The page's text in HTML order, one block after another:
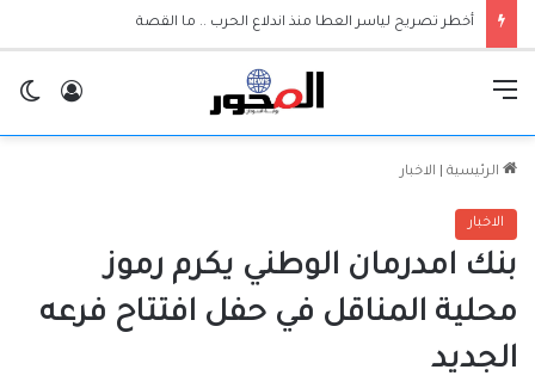
أخطر تصريح لياسر العطا منذ اندلاع الحرب .. ما القصة
الرئيسية الاخبار
الاخبار
بنك امدرمان الوطني يكرم رموز
محلية المناقل في حفل افتتاح فرعه
الجديد